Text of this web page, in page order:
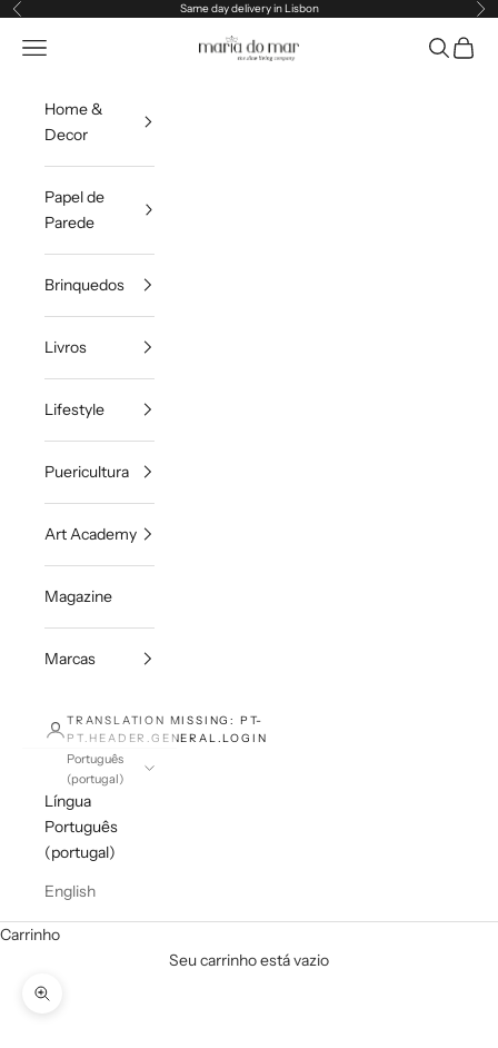
Pular para o conteúdo
Anterior Same day delivery in Lisbon
Maria do Mar
Translation missing: pt-PT.header.general.menu Pesquisar
Home &
Decor
Papel de
Parede
Brinquedos
Livros
Lifestyle
Puericultura
Art Academy
Magazine
Marcas
TRANSLATION MISSING: PT-
PT.HEADER.GENERAL.LOGIN
Português
(portugal)
Língua
Português
(portugal)
English
Carrinho
Seu carrinho está vazio
Zoom na imagem